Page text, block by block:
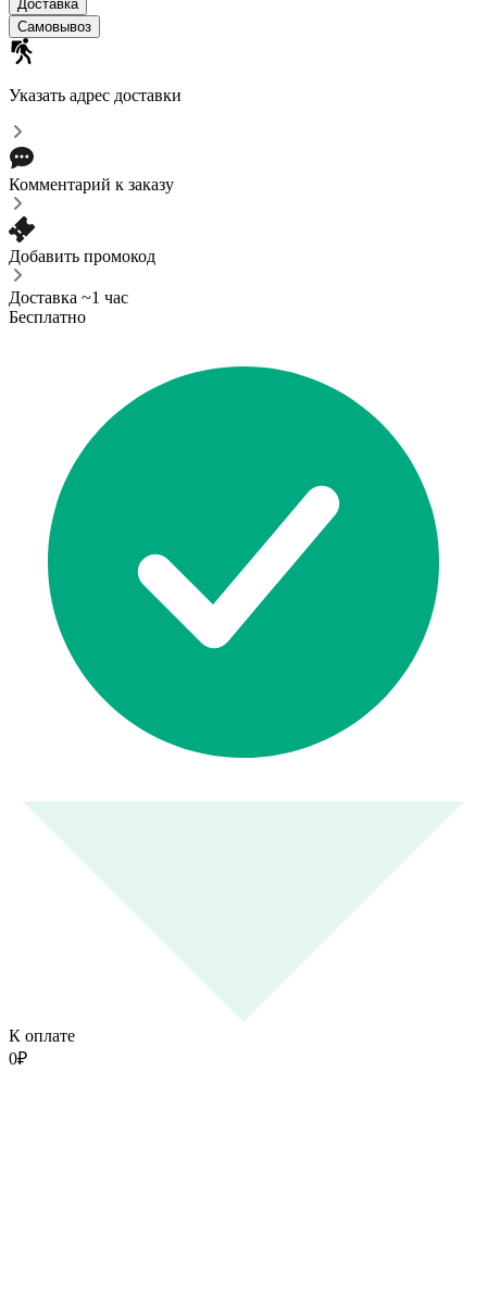
Доставка
Самовывоз
Указать адрес доставки
Комментарий к заказу
Добавить промокод
Доставка ~1 час
Бесплатно
К оплате
0₽